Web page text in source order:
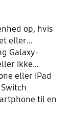
op, hvis
eller
Galaxy-
ikke
eller iPad
til en